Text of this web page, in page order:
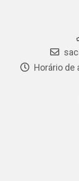
Horário de